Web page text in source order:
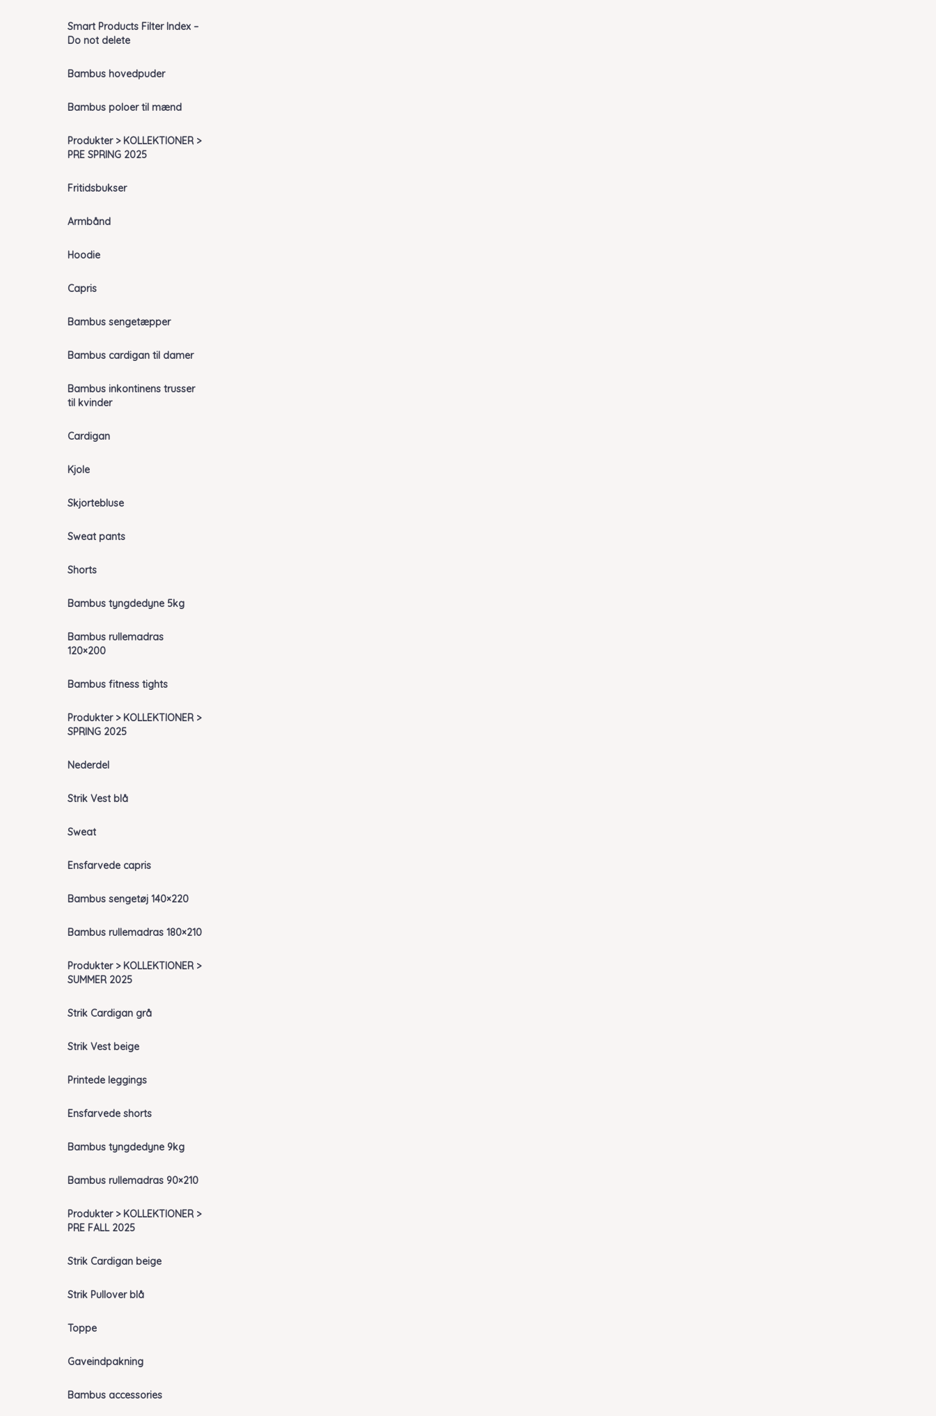
Smart Products Filter Index –
Do not delete
Bambus hovedpuder
Bambus poloer til mænd
Produkter > KOLLEKTIONER >
PRE SPRING 2025
Fritidsbukser
Armbånd
Hoodie
Capris
Bambus sengetæpper
Bambus cardigan til damer
Bambus inkontinens trusser
til kvinder
Cardigan
Kjole
Skjortebluse
Sweat pants
Shorts
Bambus tyngdedyne 5kg
Bambus rullemadras
120×200
Bambus fitness tights
Produkter > KOLLEKTIONER >
SPRING 2025
Nederdel
Strik Vest blå
Sweat
Ensfarvede capris
Bambus sengetøj 140×220
Bambus rullemadras 180×210
Produkter > KOLLEKTIONER >
SUMMER 2025
Strik Cardigan grå
Strik Vest beige
Printede leggings
Ensfarvede shorts
Bambus tyngdedyne 9kg
Bambus rullemadras 90×210
Produkter > KOLLEKTIONER >
PRE FALL 2025
Strik Cardigan beige
Strik Pullover blå
Toppe
Gaveindpakning
Bambus accessories